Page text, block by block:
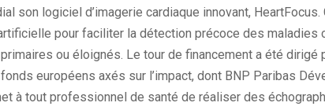
son logiciel d’imagerie cardiaque innovant,
pour faciliter la détection précoce des maladies
ou éloignés. Le tour de financement a été dirigé
européens axés sur l’impact, dont BNP Paribas
à tout professionnel de santé de réaliser des